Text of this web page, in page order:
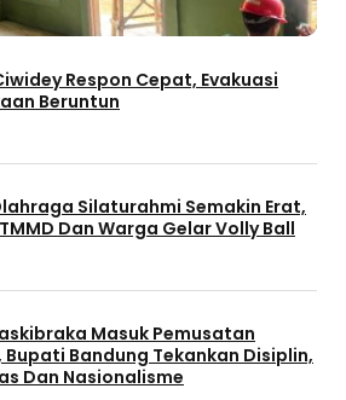
Respon Cepat, Evakuasi
Beruntun
Silaturahmi Semakin Erat,
Dan Warga Gelar Volly Ball
Masuk Pemusatan
Bupati Bandung Tekankan Disiplin,
Dan Nasionalisme